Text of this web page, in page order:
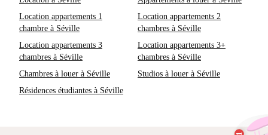
Location appartements 1
chambre à Séville
Location appartements 2
chambres à Séville
Location appartements 3
chambres à Séville
Location appartements 3+
chambres à Séville
Chambres à louer à Séville
Studios à louer à Séville
Résidences étudiantes à Séville